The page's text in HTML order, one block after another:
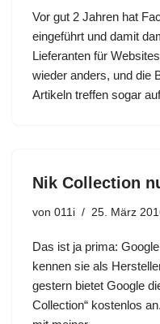
Vor gut 2 Jahren hat
eingeführt und damit
Lieferanten für
wieder anders, und die
Artikeln treffen sogar
Nik Collection
von 011i 25. März
Das ist ja prima:
kennen sie als
gestern bietet Google
Collection“ kostenlos